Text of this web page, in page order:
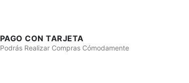
PAGO CON TARJETA
Podrás Realizar Compras Cómodamente